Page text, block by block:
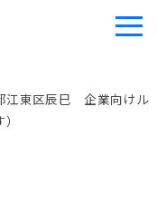
江東区辰巳 企業向けル